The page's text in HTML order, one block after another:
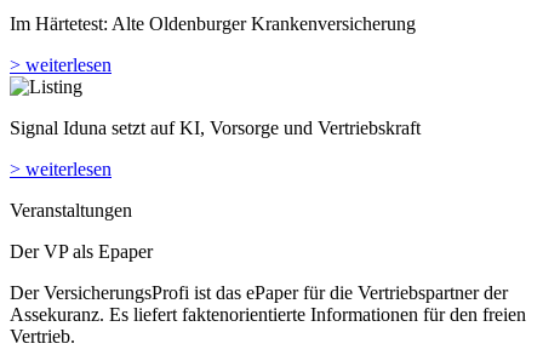
Im Härtetest: Alte Oldenburger Kranken­versicherung
> weiterlesen
Signal Iduna setzt auf KI, Vorsorge und Vertriebskraft
> weiterlesen
Veranstaltungen
Der VP als Epaper
Der VersicherungsProfi ist das ePaper für die Vertriebspartner der
Assekuranz. Es liefert faktenorientierte Informationen für den freien
Vertrieb.